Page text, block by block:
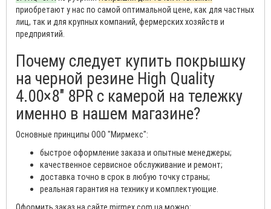
приобретают у нас по самой оптимальной цене, как для частных
лиц, так и для крупных компаний, фермерских хозяйств и
предприятий.
Почему следует купить покрышку
на черной резине High Quality
4.00×8″ 8PR с камерой на тележку
именно в нашем магазине?
Основные принципы ООО "Мирмекс":
быстрое оформление заказа и опытные менеджеры;
качественное сервисное обслуживание и ремонт;
доставка точно в срок в любую точку страны;
реальная гарантия на технику и комплектующие.